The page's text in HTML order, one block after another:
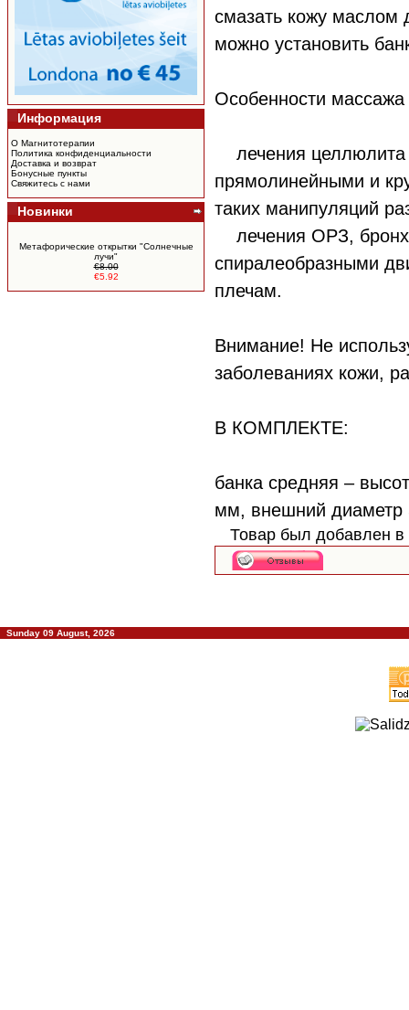
Информация
О Магнитотерапии
Политика конфиденциальности
Доставка и возврат
Бонусные пункты
Свяжитесь с нами
Новинки
Метафорические открытки "Солнечные
лучи"
€8.00
€5.92
смазать кожу маслом
можно установить
Особенности массажа
лечения целлюлита
прямолинейными и
таких манипуляций
лечения ОРЗ,
спиралеобразными
плечам.
Внимание! Не
заболеваниях кожи,
В КОМПЛЕКТЕ:
банка средняя –
мм, внешний
Товар был добавлен в
Sunday 09 August, 2026